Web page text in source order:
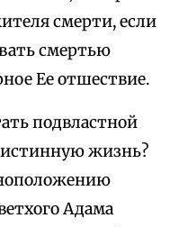
смерти, если
смертью
Ее отшествие.
подвластной
жизнь?
Адама